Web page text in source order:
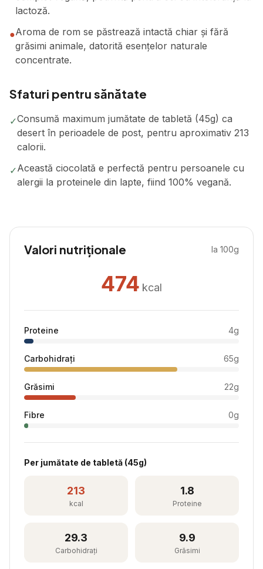
lactoză.
●Aroma de rom se păstrează intactă chiar și fără
grăsimi animale, datorită esențelor naturale
concentrate.
Sfaturi pentru sănătate
✓Consumă maximum jumătate de tabletă (45g) ca
desert în perioadele de post, pentru aproximativ 213
calorii.
✓Această ciocolată e perfectă pentru persoanele cu
alergii la proteinele din lapte, fiind 100% vegană.
Valori nutriționale la 100g
474 kcal
Proteine 4g
Carbohidrați 65g
Grăsimi 22g
Fibre 0g
Per jumătate de tabletă (45g)
213
kcal
1.8
Proteine
29.3
Carbohidrați
9.9
Grăsimi